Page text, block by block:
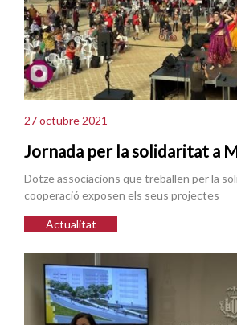
27 octubre 2021
Jornada per la solidaritat a
Dotze associacions que treballen per la
cooperació exposen els seus projectes
Actualitat